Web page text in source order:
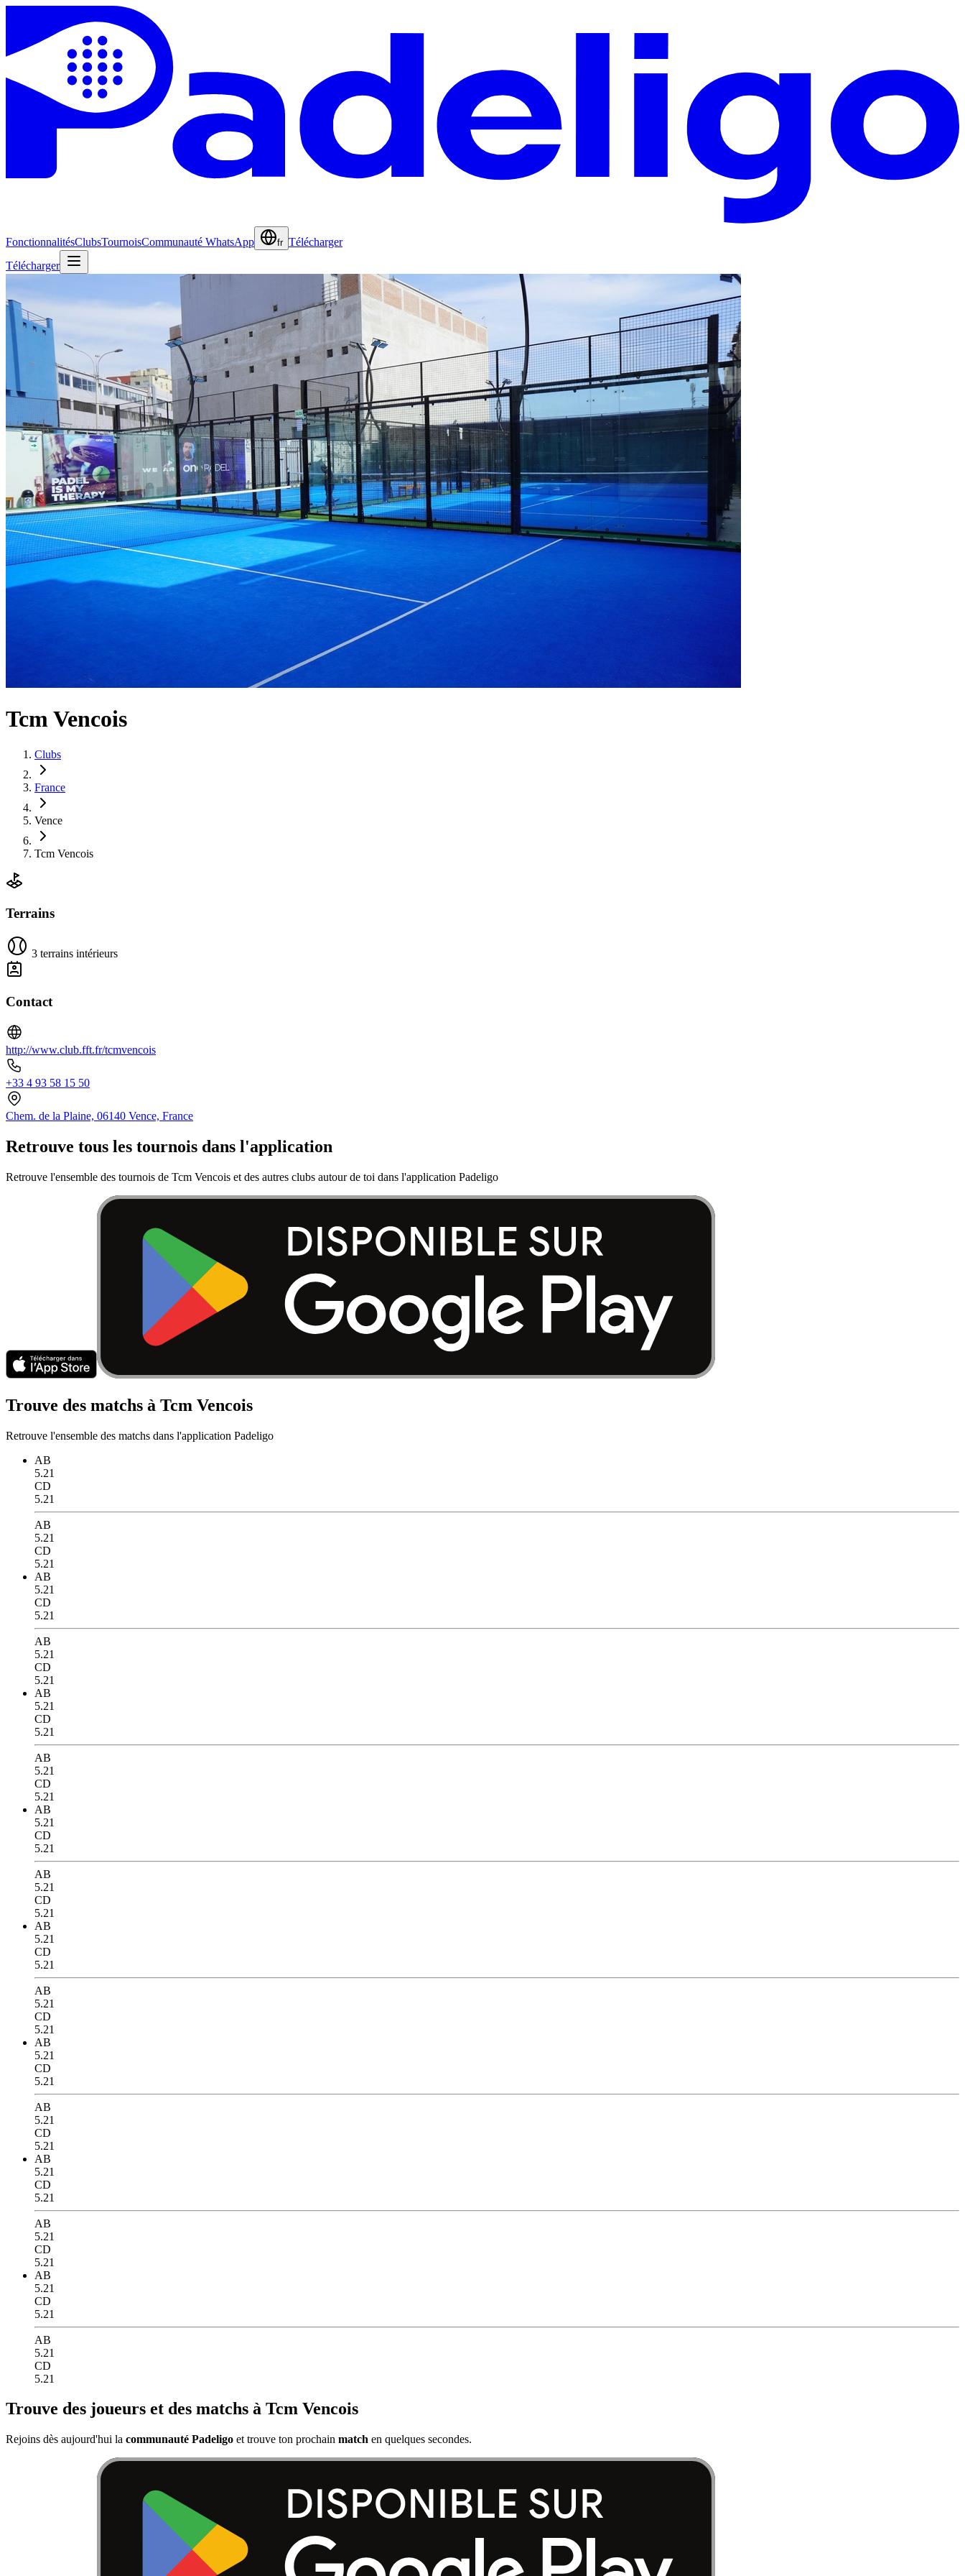
FonctionnalitésClubsTournoisCommunauté WhatsApp fr Télécharger
Télécharger
Tcm Vencois
Clubs
France
Vence
Tcm Vencois
Terrains
3 terrains intérieurs
Contact
http://www.club.fft.fr/tcmvencois
+33 4 93 58 15 50
Chem. de la Plaine, 06140 Vence, France
Retrouve tous les tournois dans l'application
Retrouve l'ensemble des tournois de Tcm Vencois et des autres clubs autour de toi dans l'application Padeligo
Trouve des matchs à Tcm Vencois
Retrouve l'ensemble des matchs dans l'application Padeligo
AB
5.21
CD
5.21
AB
5.21
CD
5.21
AB
5.21
CD
5.21
AB
5.21
CD
5.21
AB
5.21
CD
5.21
AB
5.21
CD
5.21
AB
5.21
CD
5.21
AB
5.21
CD
5.21
AB
5.21
CD
5.21
AB
5.21
CD
5.21
AB
5.21
CD
5.21
AB
5.21
CD
5.21
AB
5.21
CD
5.21
AB
5.21
CD
5.21
AB
5.21
CD
5.21
AB
5.21
CD
5.21
Trouve des joueurs et des matchs à Tcm Vencois
Rejoins dès aujourd'hui la communauté Padeligo et trouve ton prochain match en quelques secondes.